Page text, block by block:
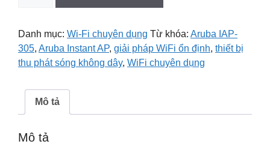
Wi-
Fi
Aruba
305
lượng
Danh mục: Wi-Fi chuyên dụng Từ khóa: Aruba IAP-
305, Aruba Instant AP, giải pháp WiFi ổn định, thiết bị
thu phát sóng không dây, WiFi chuyên dụng
Mô tả
Mô tả